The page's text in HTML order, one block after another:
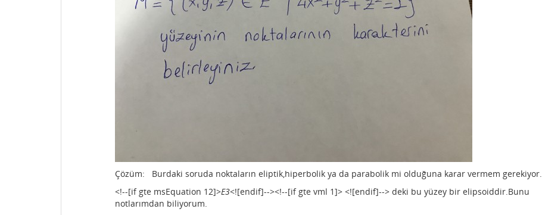
Çözüm: Burdaki soruda noktaların eliptik,hiperbolik ya da parabolik mi olduğuna karar vermem gerekiyor.
<!--[if gte msEquation 12]>E3<![endif]--><!--[if gte vml 1]> <![endif]--> deki bu yüzey bir elipsoiddir.Bunu
notlarımdan biliyorum.